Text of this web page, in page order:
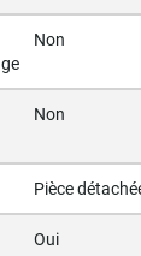
Non
Non
Pièce
Oui